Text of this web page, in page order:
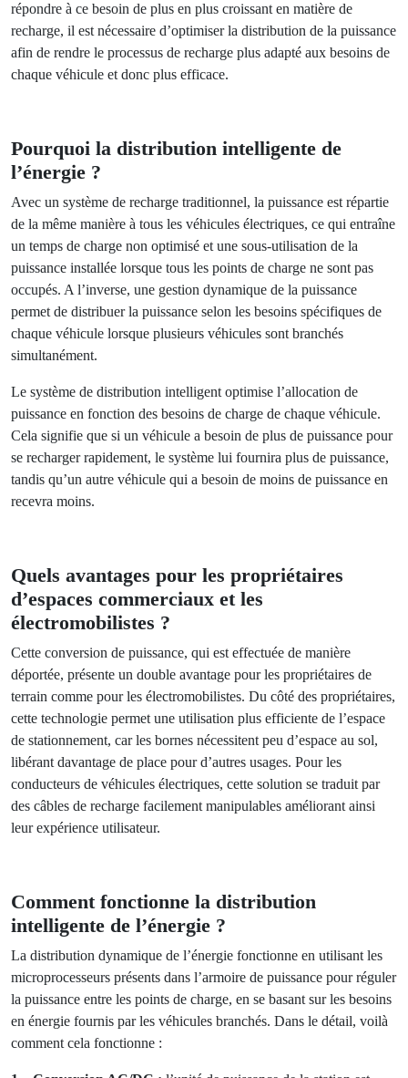
points de charge des bornes était fixe, quel que soit le type
de véhicule ou la puissance requise. Cette approche,
autrefois considérée comme la norme, montre désormais
ses limites à mesure que l’adoption des véhicules
matière de recharge, il est nécessaire d’optimiser la
distribution de la puissance afin de rendre le processus de
recharge plus adapté aux besoins de chaque véhicule et
donc plus efficace.
Pourquoi la distribution intelligente de
l’énergie ?
Avec un système de recharge traditionnel, la puissance est
répartie de la même manière à tous les véhicules
optimisé et une sous-utilisation de la puissance installée
lorsque tous les points de charge ne sont pas occupés. A
l’inverse, une gestion dynamique de la puissance permet de
distribuer la puissance selon les besoins spécifiques de
chaque véhicule lorsque plusieurs véhicules sont branchés
simultanément.
de puissance en fonction des besoins de charge de chaque
véhicule. Cela signifie que si un véhicule a besoin de plus de
puissance pour se recharger rapidement, le système lui
besoin de moins de puissance en recevra moins.
Quels avantages pour les propriétaires
d’espaces commerciaux et les
électromobilistes ?
Cette conversion de puissance, qui est effectuée de manière
déportée, présente un double avantage pour les propriétaires
efficiente de l’espace de stationnement, car les bornes
nécessitent peu d’espace au sol, libérant davantage de
place pour d’autres usages. Pour les conducteurs de
véhicules électriques, cette solution se traduit par des câbles
de recharge facilement manipulables améliorant ainsi leur
expérience utilisateur.